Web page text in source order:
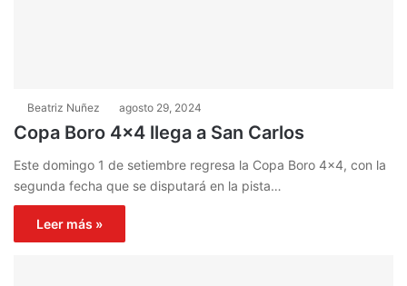
Beatriz Nuñez agosto 29, 2024
Copa Boro 4×4 llega a San Carlos
Este domingo 1 de setiembre regresa la Copa Boro 4×4, con la
segunda fecha que se disputará en la pista…
Leer más »